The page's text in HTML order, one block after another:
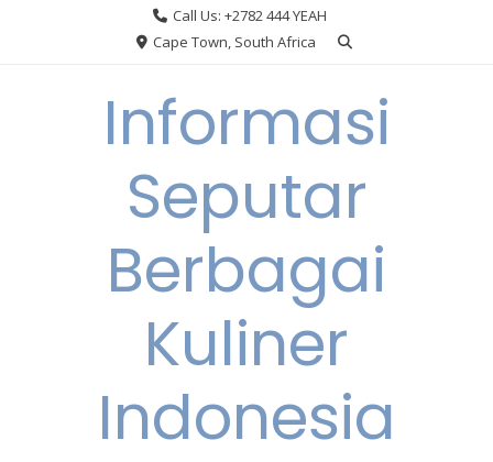
Call Us: +2782 444 YEAH
Cape Town, South Africa
Informasi
Seputar
Berbagai
Kuliner
Indonesia